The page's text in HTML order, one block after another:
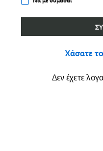
Χάσατε
Δεν έχετε